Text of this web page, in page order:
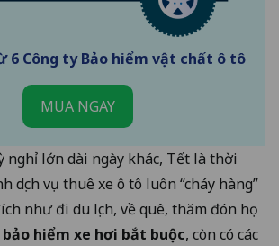
6 Công ty Bảo hiểm vật chất ô tô
MUA NGAY
nghỉ lớn dài ngày khác, Tết là thời
dịch vụ thuê xe ô tô luôn “cháy hàng”
như đi du lịch, về quê, thăm đón họ
bảo hiểm xe hơi bắt buộc, còn có các